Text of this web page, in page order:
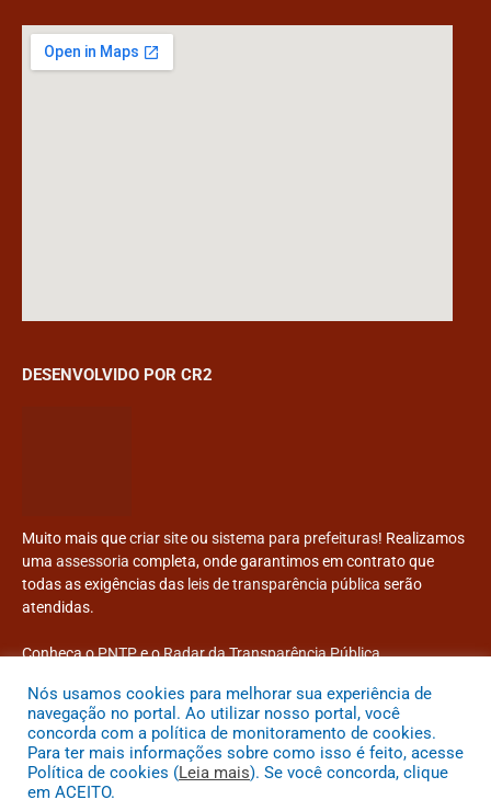
DESENVOLVIDO POR CR2
Muito mais quecriar siteou sistema para prefeituras! Realizamos
uma assessoria completa, onde garantimos em contrato que
todas as exigências das leis de transparência pública serão
atendidas.
Conheça oPNTPe oRadar da Transparência Pública
Todos os direitos reservados a Prefeitura Municipal de Congonhinhas
Nós usamos cookies para melhorar sua experiência de
navegação no portal. Ao utilizar nosso portal, você
concorda com a política de monitoramento de cookies.
Para ter mais informações sobre como isso é feito, acesse
Política de cookies (Leia mais). Se você concorda, clique
em ACEITO.